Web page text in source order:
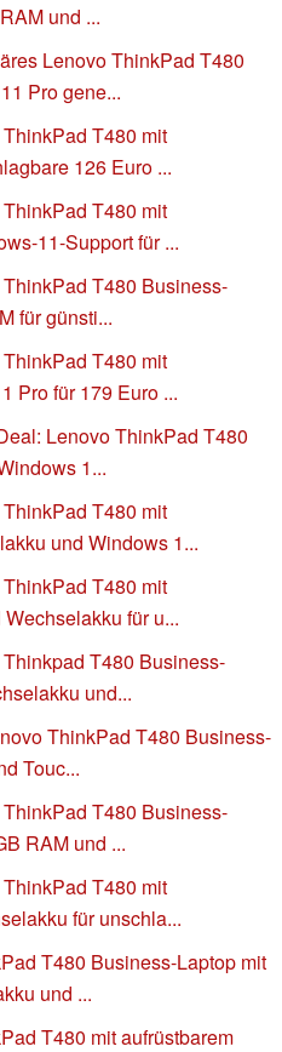
und ...
Lenovo ThinkPad T480
Pro gene...
T480 mit
126 Euro ...
T480 mit
11-Support für ...
T480 Business-
für günsti...
T480 mit
Pro für 179 Euro ...
Lenovo ThinkPad T480
1...
T480 mit
und Windows 1...
T480 mit
für u...
T480 Business-
und...
ThinkPad T480 Business-
Touc...
T480 Business-
RAM und ...
T480 mit
für unschla...
T480 Business-Laptop mit
und ...
T480 mit aufrüstbarem